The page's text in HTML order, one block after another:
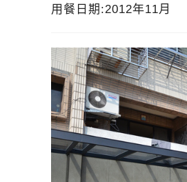
用餐日期:2012年11月